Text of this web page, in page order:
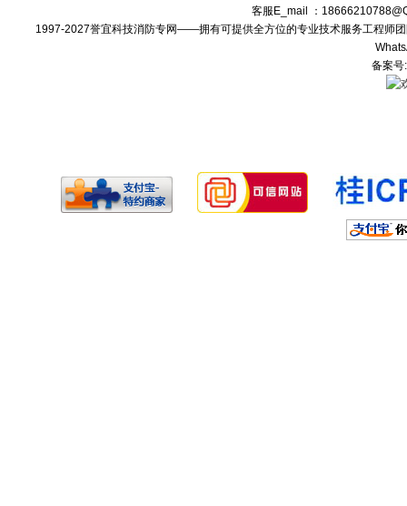
客服E_mail ：
1997-2027誉宜科技消防专网——拥有可提供全方位的专业技术服务工程师
备案